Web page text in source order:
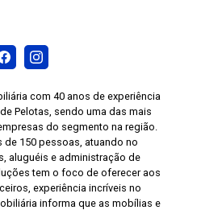
com 40 anos de experiência
Pelotas, sendo uma das mais
do segmento na região.
150 pessoas, atuando no
aluguéis e administração de
tem o foco de oferecer aos
experiência incríveis no
informa que as mobílias e